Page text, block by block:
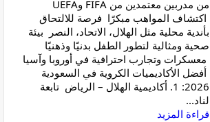
من مدربين معتمدين من FIFA وUEFA
اكتشاف المواهب مبكرًا فرصة للالتحاق
بأندية محلية مثل الهلال، الاتحاد، النصر بيئة
صحية ومثالية لتطور الطفل بدنيًا وذهنيًا
معسكرات وتجارب احترافية في أوروبا وآسيا
أفضل الأكاديميات الكروية في السعودية
2026: 1. أكاديمية الهلال – الرياض تابعة
لناد...
قراءة المزيد